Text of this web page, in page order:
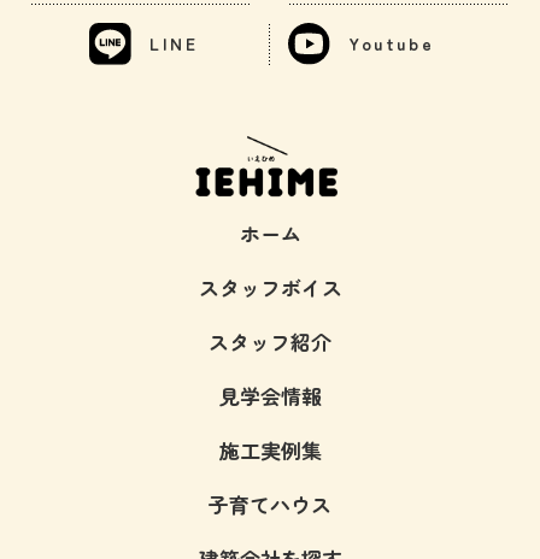
ホーム
スタッフボイス
スタッフ紹介
見学会情報
施工実例集
子育てハウス
LINE Youtube